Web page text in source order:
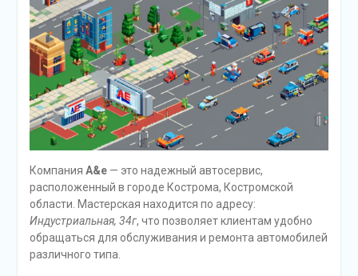
Компания A&e— это надежный автосервис,
расположенный в городе Кострома, Костромской
области. Мастерская находится по адресу:
Индустриальная, 34г, что позволяет клиентам удобно
обращаться для обслуживания и ремонта автомобилей
различного типа.